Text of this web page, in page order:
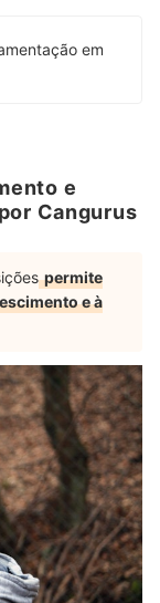
em
e
Cangurus
permite
e à